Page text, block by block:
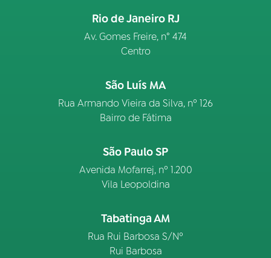
Rio de Janeiro RJ
Av. Gomes Freire, n° 474
Centro
São Luís MA
Rua Armando Vieira da Silva, nº 126
Bairro de Fátima
São Paulo SP
Avenida Mofarrej, nº 1.200
Vila Leopoldina
Tabatinga AM
Rua Rui Barbosa S/Nº
Rui Barbosa